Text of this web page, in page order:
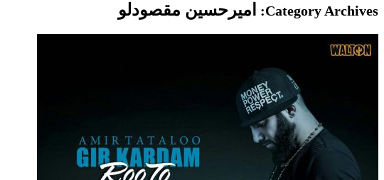
Category Archives: امیرحسین مقصودلو